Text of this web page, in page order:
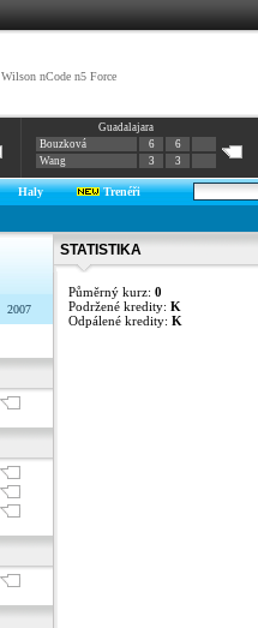
Wilson nCode n5 Force
Guadalajara
Bouzková
6
6
Wang
3 3
Haly
Trenéři
2007
STATISTIKA
Půměrný kurz: 0
Podržené kredity: K
Odpálené kredity: K